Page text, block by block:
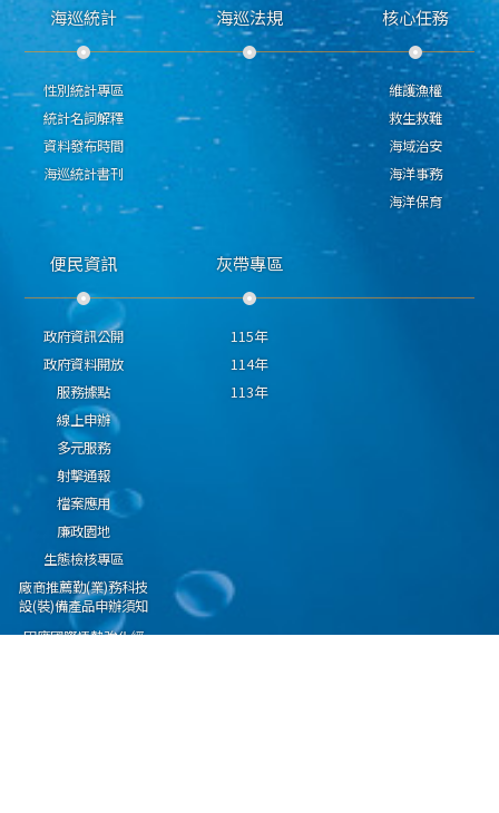
海巡統計
性別統計專區
統計名詞解釋
資料發布時間
海巡統計書刊
海巡法規 核心任務
維護漁權
救生救難
海域治安
海洋事務
海洋保育
便民資訊
政府資訊公開
政府資料開放
服務據點
線上申辦
多元服務
射擊通報
檔案應用
廉政園地
生態檢核專區
廠商推薦勤(業)務科技
設(裝)備產品申辦須知
因應國際情勢強化經
灰帶專區
115年
114年
113年